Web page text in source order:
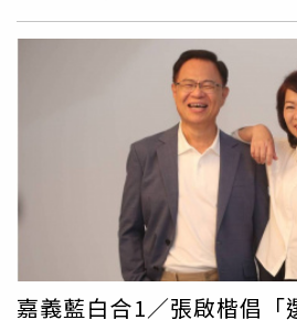
現，忍不住在後台情緒潰堤；但想
只能立刻調整心情、重新上場，她
曾告訴她：「劇場是很殘酷的，不
去；但劇場也很美，你都能感受到
聲。」每次演出前，她都會獨自在
筆記、好好享受當下，並感性表示
出，就能和這麼棒的團隊一起，真
李天柱（左）飾演的生父，對於女
意見。（圖／故事工廠）程予希在
飾演準新娘采薇，在籌備婚禮時夾
之間；從喜帖、喜餅、主桌座位到
嘉義藍白合1／張啟楷倡「